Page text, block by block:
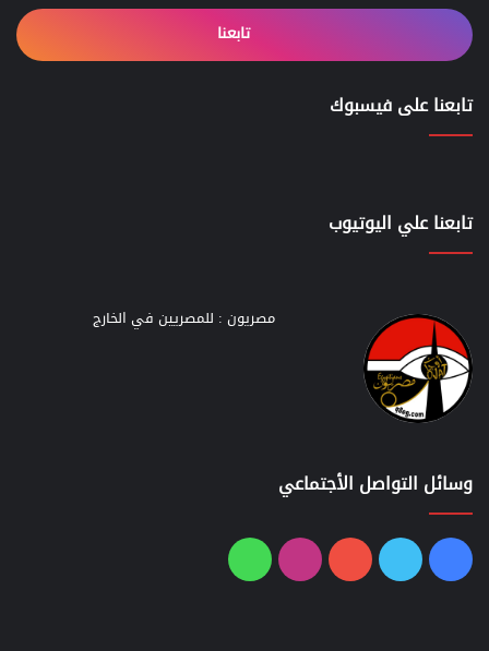
تابعنا
تابعنا على فيسبوك
تابعنا علي اليوتيوب
مصريون : للمصريين في الخارج
وسائل التواصل الأجتماعي
فيسبوك
تويتر يوتيوبانستقرامواتساب